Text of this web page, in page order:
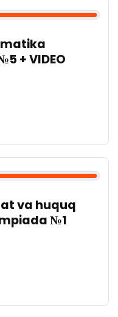
+ VIDEO
va huquq
№1